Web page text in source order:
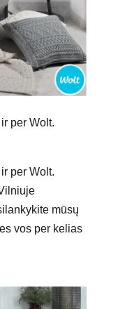
per Wolt.
per Wolt.
mūsų
vos per kelias